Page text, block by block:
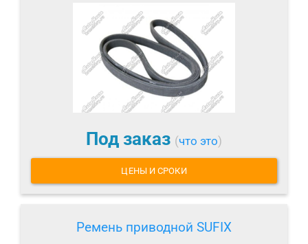
Под заказ (что это)
ЦЕНЫ И СРОКИ
Ремень приводной SUFIX